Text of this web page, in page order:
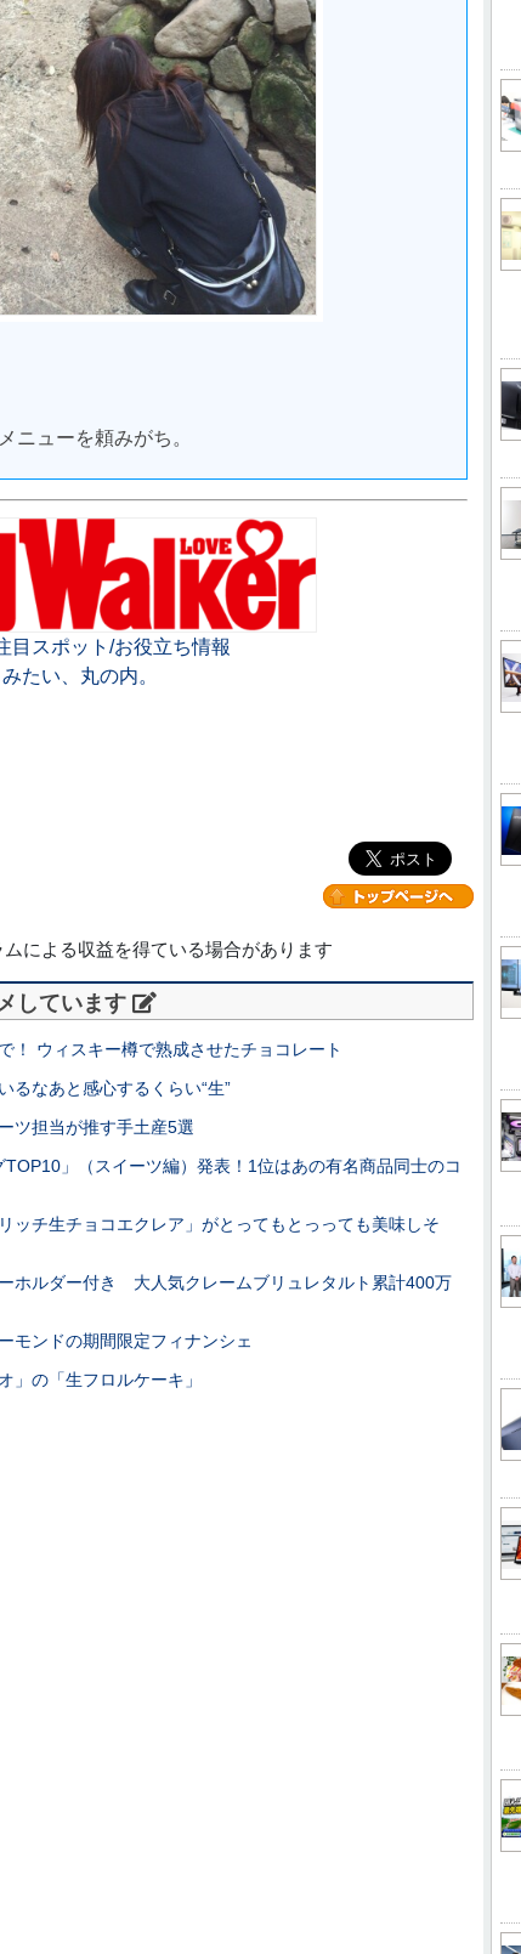
ニューを頼みがち。
目スポット/お役立ち情報
たい、丸の内。
による収益を得ている場合があります
しています
！ ウィスキー樽で熟成させたチョコレート
るなあと感心するくらい“生”
ツ担当が推す手土産5選
」（スイーツ編）発表！1位はあの有名商品同士のコ
ッチ生チョコエクレア」がとってもとっっても美味しそ
ホルダー付き 大人気クレームブリュレタルト累計400万
モンドの期間限定フィナンシェ
」の「生フロルケーキ」